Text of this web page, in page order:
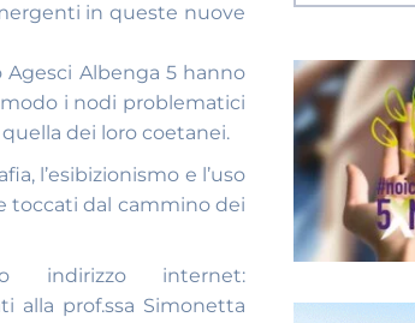
in queste nuove
Agesci Albenga 5 hanno
i nodi problematici
dei loro coetanei.
l’esibizionismo e l’uso
toccati dal cammino dei
internet:
alla prof.ssa Simonetta